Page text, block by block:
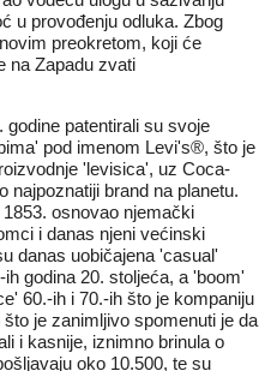
u provođenju odluka. Zbog
preokretom, koji će
na Zapadu zvati
patentirali su svoje
pod imenom Levi's®, što je
'levisica', uz Coca-
najpoznatiji brand na planetu.
osnovao njemački
i danas njeni većinski
danas uobičajena 'casual'
godina 20. stoljeća, a 'boom'
60.-ih i 70.-ih što je kompaniju
je zanimljivo spomenuti je da
i kasnije, iznimno brinula o
oko 10.500, te su